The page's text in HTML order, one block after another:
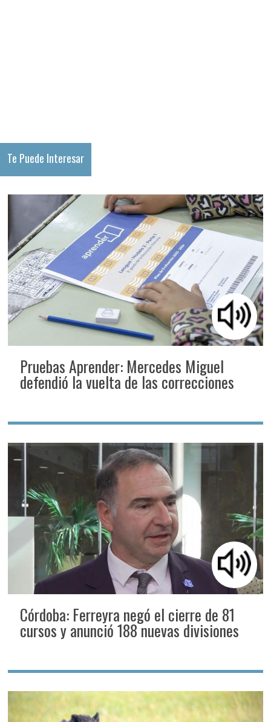
Te Puede Interesar
Pruebas Aprender: Mercedes Miguel
defendió la vuelta de las correcciones
Córdoba: Ferreyra negó el cierre de 81
cursos y anunció 188 nuevas divisiones